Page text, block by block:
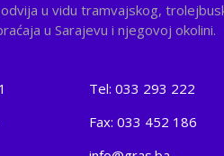
u vidu tramvajskog,
u Sarajevu i njegovoj okolini.
Tel: 033 293 222
Fax: 033 452 186